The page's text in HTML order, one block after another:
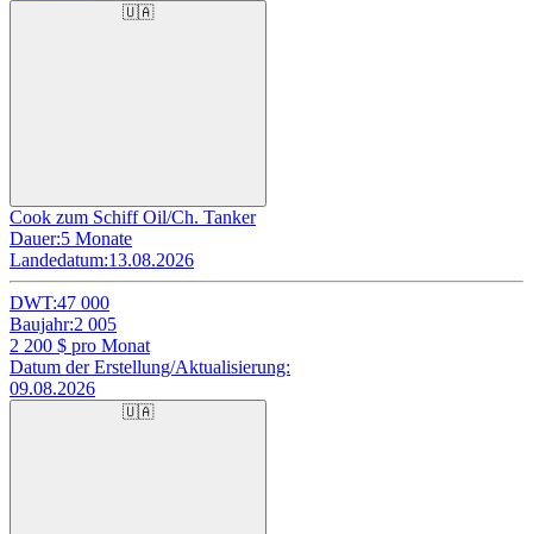
🇺🇦
Cook zum Schiff Oil/Ch. Tanker
Dauer:5 Monate
Landedatum:13.08.2026
DWT:47 000
Baujahr:2 005
2 200 $ pro Monat
Datum der Erstellung/Aktualisierung:
09.08.2026
🇺🇦